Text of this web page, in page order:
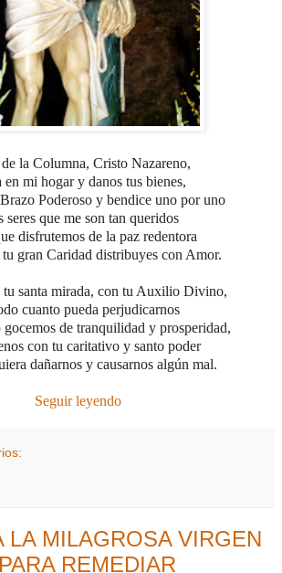
de la Columna, Cristo Nazareno,
en mi hogar y danos tus bienes,
Poderoso y bendice uno por uno
seres que me son tan queridos
disfrutemos de la paz redentora
gran Caridad distribuyes con Amor.
tu santa mirada, con tu Auxilio Divino,
cuanto pueda perjudicarnos
gocemos de tranquilidad y prosperidad,
con tu caritativo y santo poder
dañarnos y causarnos algún mal.
Seguir leyendo
LA MILAGROSA VIRGEN
REMEDIAR